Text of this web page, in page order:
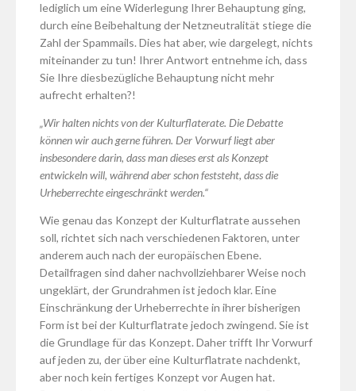
lediglich um eine Widerlegung Ihrer Behauptung ging,
durch eine Beibehaltung der Netzneutralität stiege die
Zahl der Spammails. Dies hat aber, wie dargelegt, nichts
miteinander zu tun! Ihrer Antwort entnehme ich, dass
Sie Ihre diesbezügliche Behauptung nicht mehr
aufrecht erhalten?!
„Wir halten nichts von der Kulturflaterate. Die Debatte
können wir auch gerne führen. Der Vorwurf liegt aber
insbesondere darin, dass man dieses erst als Konzept
entwickeln will, während aber schon feststeht, dass die
Urheberrechte eingeschränkt werden.“
Wie genau das Konzept der Kulturflatrate aussehen
soll, richtet sich nach verschiedenen Faktoren, unter
anderem auch nach der europäischen Ebene.
Detailfragen sind daher nachvollziehbarer Weise noch
ungeklärt, der Grundrahmen ist jedoch klar. Eine
Einschränkung der Urheberrechte in ihrer bisherigen
Form ist bei der Kulturflatrate jedoch zwingend. Sie ist
die Grundlage für das Konzept. Daher trifft Ihr Vorwurf
auf jeden zu, der über eine Kulturflatrate nachdenkt,
aber noch kein fertiges Konzept vor Augen hat.